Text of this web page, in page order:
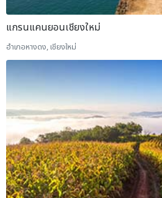
แกรนแคนยอนเชียงใหม่
อำเภอหางดง, เชียงใหม่